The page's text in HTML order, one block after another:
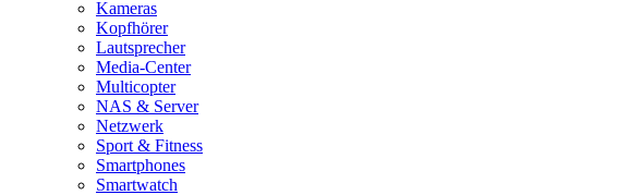
Kameras
Kopfhörer
Lautsprecher
Media-Center
Multicopter
NAS & Server
Netzwerk
Sport & Fitness
Smartphones
Smartwatch